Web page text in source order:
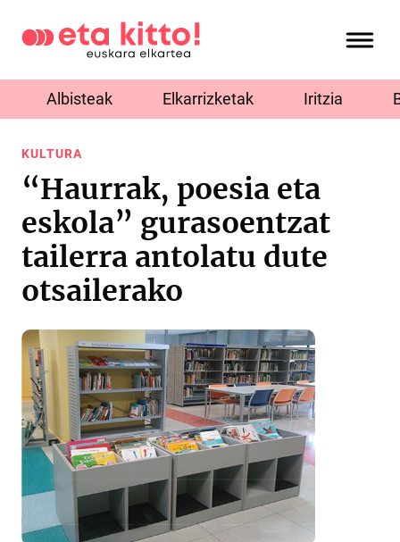
Albisteak Elkarrizketak Iritzia
KULTURA
“Haurrak, poesia eta
eskola” gurasoentzat
tailerra antolatu dute
otsailerako